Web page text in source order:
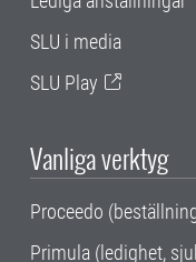
SLU i media
SLU Play
Vanliga verktyg
Proceedo
Primula (ledighet,